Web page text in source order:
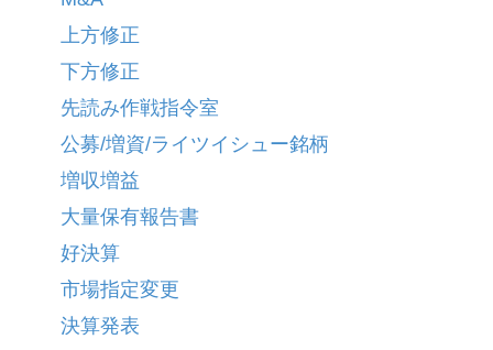
上方修正
下方修正
先読み作戦指令室
公募/増資/ライツイシュー銘柄
増収増益
大量保有報告書
好決算
市場指定変更
決算発表